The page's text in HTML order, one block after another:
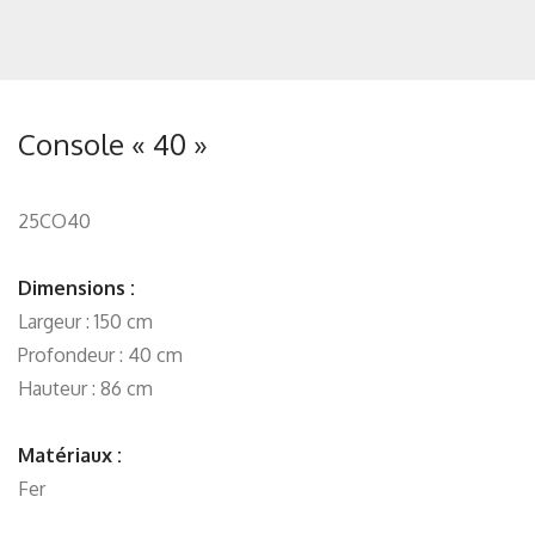
Console « 40 »
25CO40
Dimensions :
Largeur : 150 cm
Profondeur : 40 cm
Hauteur : 86 cm
Matériaux :
Fer